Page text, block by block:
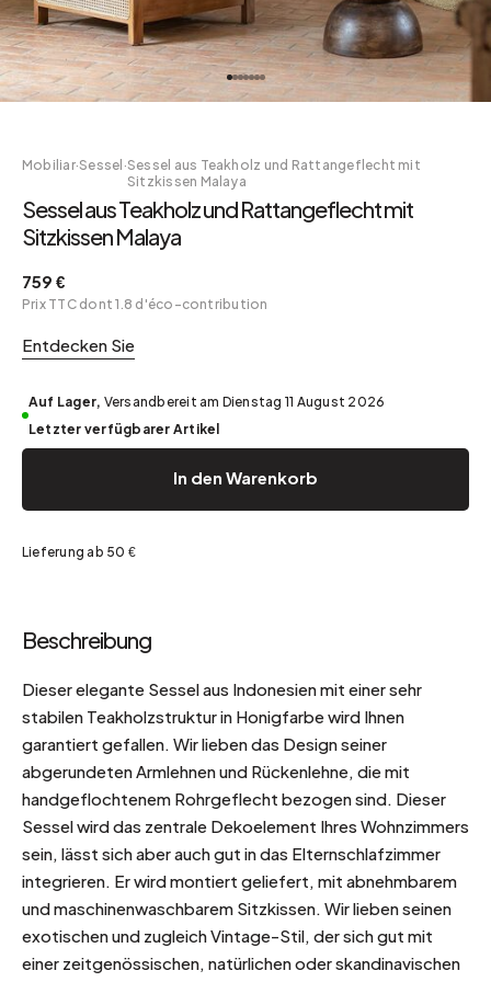
Mobiliar·Sessel ·Sessel aus Teakholz und Rattangeflecht mit
Sitzkissen Malaya
Sessel aus Teakholz und Rattangeflecht mit
Sitzkissen Malaya
759 €
Prix TTC dont 1.8 d'éco-contribution
Entdecken Sie
Auf Lager, Versandbereit am Dienstag 11 August 2026
Letzter verfügbarer Artikel
In den Warenkorb
Lieferung ab 50 €
Beschreibung
Dieser elegante Sessel aus Indonesien mit einer sehr
stabilen Teakholzstruktur in Honigfarbe wird Ihnen
garantiert gefallen. Wir lieben das Design seiner
abgerundeten Armlehnen und Rückenlehne, die mit
handgeflochtenem Rohrgeflecht bezogen sind. Dieser
Sessel wird das zentrale Dekoelement Ihres Wohnzimmers
sein, lässt sich aber auch gut in das Elternschlafzimmer
integrieren. Er wird montiert geliefert, mit abnehmbarem
und maschinenwaschbarem Sitzkissen. Wir lieben seinen
exotischen und zugleich Vintage-Stil, der sich gut mit
einer zeitgenössischen, natürlichen oder skandinavischen